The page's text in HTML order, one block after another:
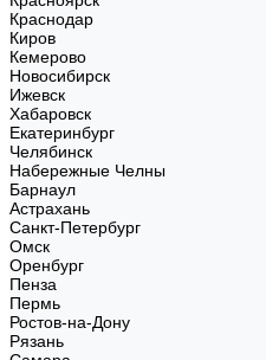
Краснодар
Киров
Кемерово
Новосибирск
Ижевск
Хабаровск
Екатеринбург
Челябинск
Набережные Челны
Барнаул
Астрахань
Санкт-Петербург
Омск
Оренбург
Пенза
Пермь
Ростов-на-Дону
Рязань